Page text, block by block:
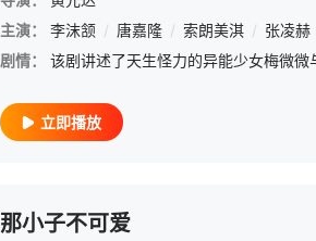
主演：
李沫颔 / 唐嘉隆 / 索朗美淇 / 张凌赫
剧情：
立即播放
那小子不可爱